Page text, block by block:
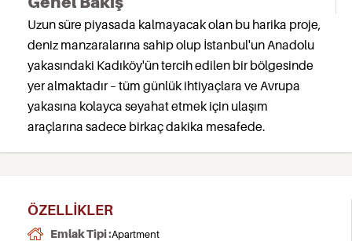
Uzun süre piyasada kalmayacak olan bu harika proje,
deniz manzaralarına sahip olup İstanbul'un Anadolu
yakasındaki Kadıköy'ün tercih edilen bir bölgesinde
yer almaktadır – tüm günlük ihtiyaçlara ve Avrupa
yakasına kolayca seyahat etmek için ulaşım
araçlarına sadece birkaç dakika mesafede.
ÖZELLIKLER
Emlak Tipi :Apartment